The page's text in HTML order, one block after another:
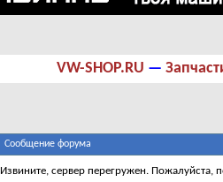
VW-SHOP.RU —
Сообщение форума
Извините, сервер перегружен. Пожалуйста,